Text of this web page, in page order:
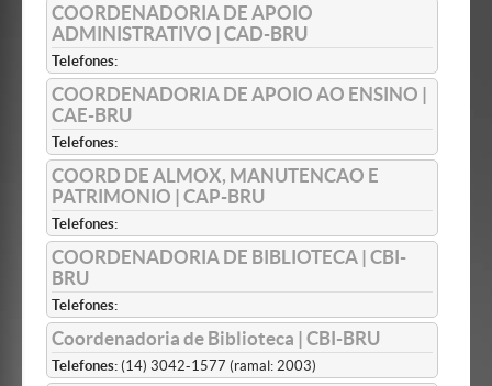
COORDENADORIA DE APOIO
ADMINISTRATIVO | CAD-BRU
Telefones:
COORDENADORIA DE APOIO AO ENSINO |
CAE-BRU
Telefones:
COORD DE ALMOX, MANUTENCAO E
PATRIMONIO | CAP-BRU
Telefones:
COORDENADORIA DE BIBLIOTECA | CBI-
BRU
Telefones:
Coordenadoria de Biblioteca | CBI-BRU
Telefones: (14) 3042-1577 (ramal: 2003)